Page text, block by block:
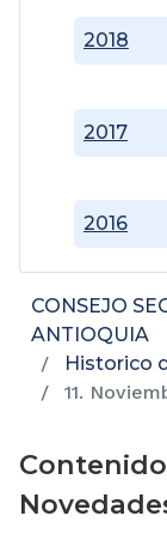
2016
2017
2018
CONSEJO
ANTIOQUIA
Historico
11.